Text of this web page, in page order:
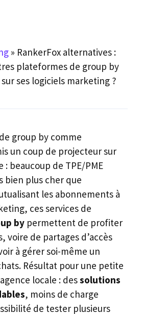
» RankerFox alternatives :
plateformes de group by
ses logiciels marketing ?
group by comme
un coup de projecteur sur
beaucoup de TPE/PME
bien plus cher que
les abonnements à
ces services de
by permettent de profiter
voire de partages d’accès
à gérer soi-même un
Résultat pour une petite
locale : dessolutions
, moins de charge
de tester plusieurs